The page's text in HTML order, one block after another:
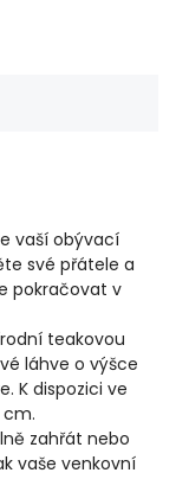
vaší obývací
své přátele a
pokračovat v
teakovou
láhve o výšce
K dispozici ve
cm.
zahřát nebo
vaše venkovní